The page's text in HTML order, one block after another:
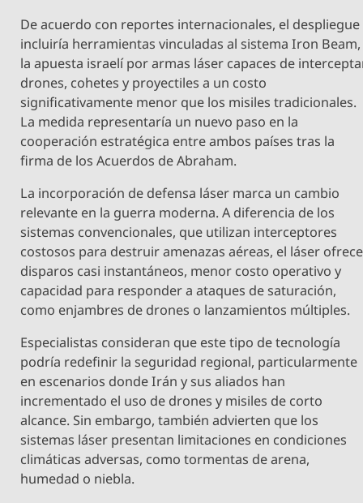
De acuerdo con reportes internacionales, el despliegue
incluiría herramientas vinculadas al sistema Iron Beam,
la apuesta israelí por armas láser capaces de
drones, cohetes y proyectiles a un costo
significativamente menor que los misiles tradicionales.
La medida representaría un nuevo paso en la
cooperación estratégica entre ambos países tras la
firma de los Acuerdos de Abraham.
La incorporación de defensa láser marca un cambio
relevante en la guerra moderna. A diferencia de los
sistemas convencionales, que utilizan interceptores
costosos para destruir amenazas aéreas, el láser ofrece
disparos casi instantáneos, menor costo operativo y
capacidad para responder a ataques de saturación,
como enjambres de drones o lanzamientos múltiples.
Especialistas consideran que este tipo de tecnología
podría redefinir la seguridad regional, particularmente
en escenarios donde Irán y sus aliados han
incrementado el uso de drones y misiles de corto
alcance. Sin embargo, también advierten que los
sistemas láser presentan limitaciones en condiciones
climáticas adversas, como tormentas de arena,
humedad o niebla.